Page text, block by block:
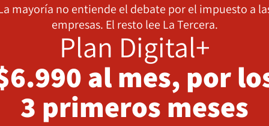
mayoría no entiende el debate por el impuesto a
empresas. El resto lee La Tercera.
Plan Digital+
al mes, por
3 primeros meses